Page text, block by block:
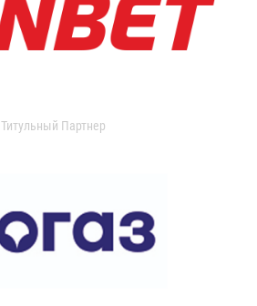
Титульный Партнер